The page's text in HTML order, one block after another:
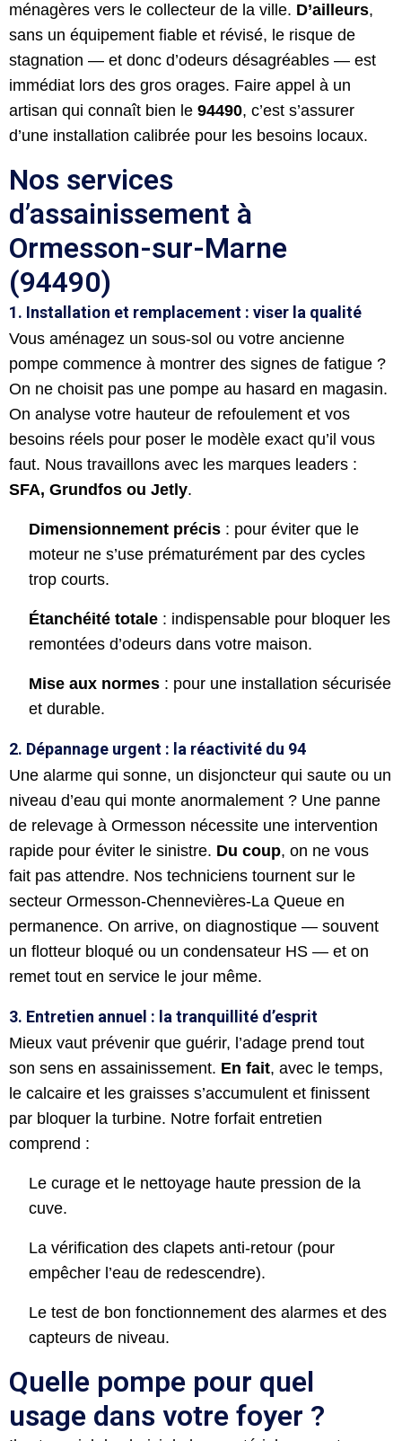
ménagères vers le collecteur de la ville. D’ailleurs,
sans un équipement fiable et révisé, le risque de
stagnation — et donc d’odeurs désagréables — est
immédiat lors des gros orages. Faire appel à un
artisan qui connaît bien le 94490, c’est s’assurer
d’une installation calibrée pour les besoins locaux.
Nos services
d’assainissement à
Ormesson-sur-Marne
(94490)
1. Installation et remplacement : viser la qualité
Vous aménagez un sous-sol ou votre ancienne
pompe commence à montrer des signes de fatigue ?
On ne choisit pas une pompe au hasard en magasin.
On analyse votre hauteur de refoulement et vos
besoins réels pour poser le modèle exact qu’il vous
faut. Nous travaillons avec les marques leaders :
SFA, Grundfos ou Jetly.
Dimensionnement précis : pour éviter que le
moteur ne s’use prématurément par des cycles
trop courts.
Étanchéité totale : indispensable pour bloquer les
remontées d’odeurs dans votre maison.
Mise aux normes : pour une installation sécurisée
et durable.
2. Dépannage urgent : la réactivité du 94
Une alarme qui sonne, un disjoncteur qui saute ou un
niveau d’eau qui monte anormalement ? Une panne
de relevage à Ormesson nécessite une intervention
rapide pour éviter le sinistre. Du coup, on ne vous
fait pas attendre. Nos techniciens tournent sur le
secteur Ormesson-Chennevières-La Queue en
permanence. On arrive, on diagnostique — souvent
un flotteur bloqué ou un condensateur HS — et on
remet tout en service le jour même.
3. Entretien annuel : la tranquillité d’esprit
Mieux vaut prévenir que guérir, l’adage prend tout
son sens en assainissement. En fait, avec le temps,
le calcaire et les graisses s’accumulent et finissent
par bloquer la turbine. Notre forfait entretien
comprend :
Le curage et le nettoyage haute pression de la
cuve.
La vérification des clapets anti-retour (pour
empêcher l’eau de redescendre).
Le test de bon fonctionnement des alarmes et des
capteurs de niveau.
Quelle pompe pour quel
usage dans votre foyer ?